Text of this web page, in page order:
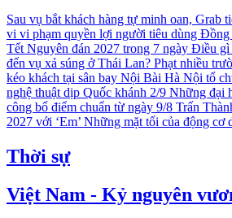
Sau vụ bắt khách hàng tự minh oan, Grab
vi vi phạm quyền lợi người tiêu dùng Đồng
Tết Nguyên đán 2027 trong 7 ngày Điều gì
đến vụ xả súng ở Thái Lan? Phạt nhiều
kéo khách tại sân bay Nội Bài Hà Nội tổ
nghệ thuật dịp Quốc khánh 2/9 Những đại
công bố điểm chuẩn từ ngày 9/8 Trấn
2027 với ‘Em’ Những mặt tối của động cơ
Thời sự
Việt Nam - Kỷ nguyên